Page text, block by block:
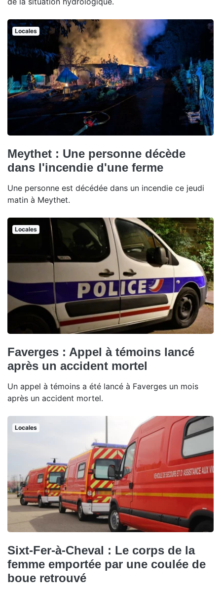
Locales
Meythet : Une personne décède
dans l'incendie d'une ferme
Une personne est décédée dans un incendie ce jeudi
matin à Meythet.
Locales
Faverges : Appel à témoins lancé
après un accident mortel
Un appel à témoins a été lancé à Faverges un mois
après un accident mortel.
Locales
Sixt-Fer-à-Cheval : Le corps de la
femme emportée par une coulée de
boue retrouvé